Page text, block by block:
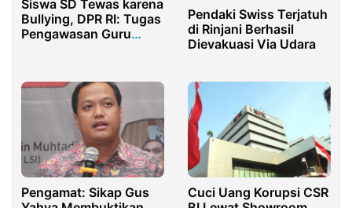
Siswa SD Tewas karena
Bullying, DPR RI: Tugas
Pengawasan Guru
Pendaki Swiss Terjatuh
di Rinjani Berhasil
Dievakuasi Via Udara
Pengamat: Sikap Gus
Cuci Uang Korupsi CSR